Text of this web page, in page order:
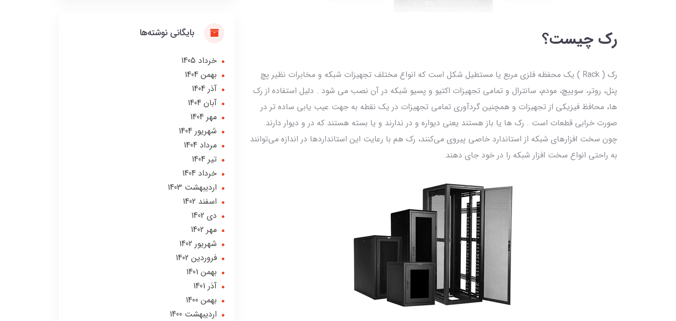
رک چیست؟
رک ( Rack ) یک محفظه فلزی مربع یا مستطیل شکل است که انواع مختلف تجهیزات شبکه و مخابرات نظیر پچ
پنل، روتر، سوییچ، مودم، سانترال و تمامی تجهیزات اکتیو و پسیو شبکه در آن نصب می شود . دلیل استفاده از رک
ها، محافظ فیزیکی از تجهیزات و همچنین گردآوری تمامی تجهیزات در یک نقطه به جهت عیب یابی ساده تر در
صورت خرابی قطعات است . رک ها یا باز هستند یعنی دیواره و در ندارند و یا بسته هستند که در و دیوار دارند.
چون سخت افزارهای شبکه از استاندارد خاصی پیروی می‌کنند، رک هم با رعایت این استانداردها در اندازه می‌توانند
به راحتی انواع سخت افزار شبکه را در خود جای دهند.
بایگانی نوشته‌ها
خرداد 1405
بهمن 1404
آذر 1404
آبان 1404
مهر 1404
شهریور 1404
مرداد 1404
تير 1404
خرداد 1404
ارديبهشت 1403
اسفند 1402
دی 1402
مهر 1402
شهریور 1402
فروردین 1402
بهمن 1401
آذر 1401
بهمن 1400
ارديبهشت 1400